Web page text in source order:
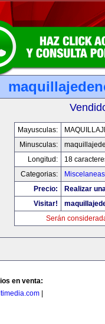
Mayusculas:
Minusculas:
Longitud:
18
Categorias:
Precio:
Realizar
Visitar!
Serán
en venta:
|